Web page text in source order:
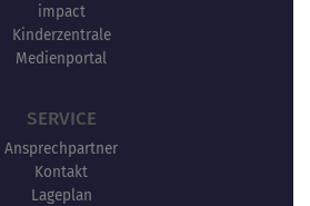
impact
Kinderzentrale
Medienportal
SERVICE
Ansprechpartner
Kontakt
Lageplan